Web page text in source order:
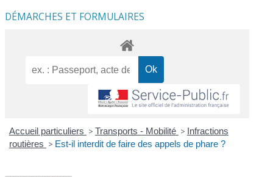
DÉMARCHES ET FORMULAIRES
Accueil particuliers > Transports - Mobilité > Infractions
routières > Est-il interdit de faire des appels de phare ?